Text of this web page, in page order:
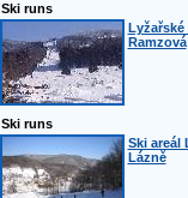
Ski runs
Lyžařské
Ramzová
Ski runs
Ski areál
Lázně